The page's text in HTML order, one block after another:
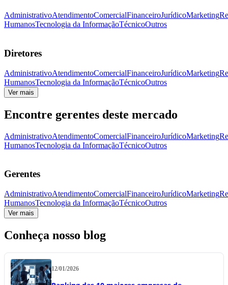
AdministrativoAtendimentoComercialFinanceiroJurídicoMarketing
HumanosTecnologia da InformaçãoTécnicoOutros
Diretores
AdministrativoAtendimentoComercialFinanceiroJurídicoMarketing
HumanosTecnologia da InformaçãoTécnicoOutros
Ver mais
Encontre gerentes deste mercado
AdministrativoAtendimentoComercialFinanceiroJurídicoMarketing
HumanosTecnologia da InformaçãoTécnicoOutros
Gerentes
AdministrativoAtendimentoComercialFinanceiroJurídicoMarketing
HumanosTecnologia da InformaçãoTécnicoOutros
Ver mais
Conheça nosso blog
12/01/2026